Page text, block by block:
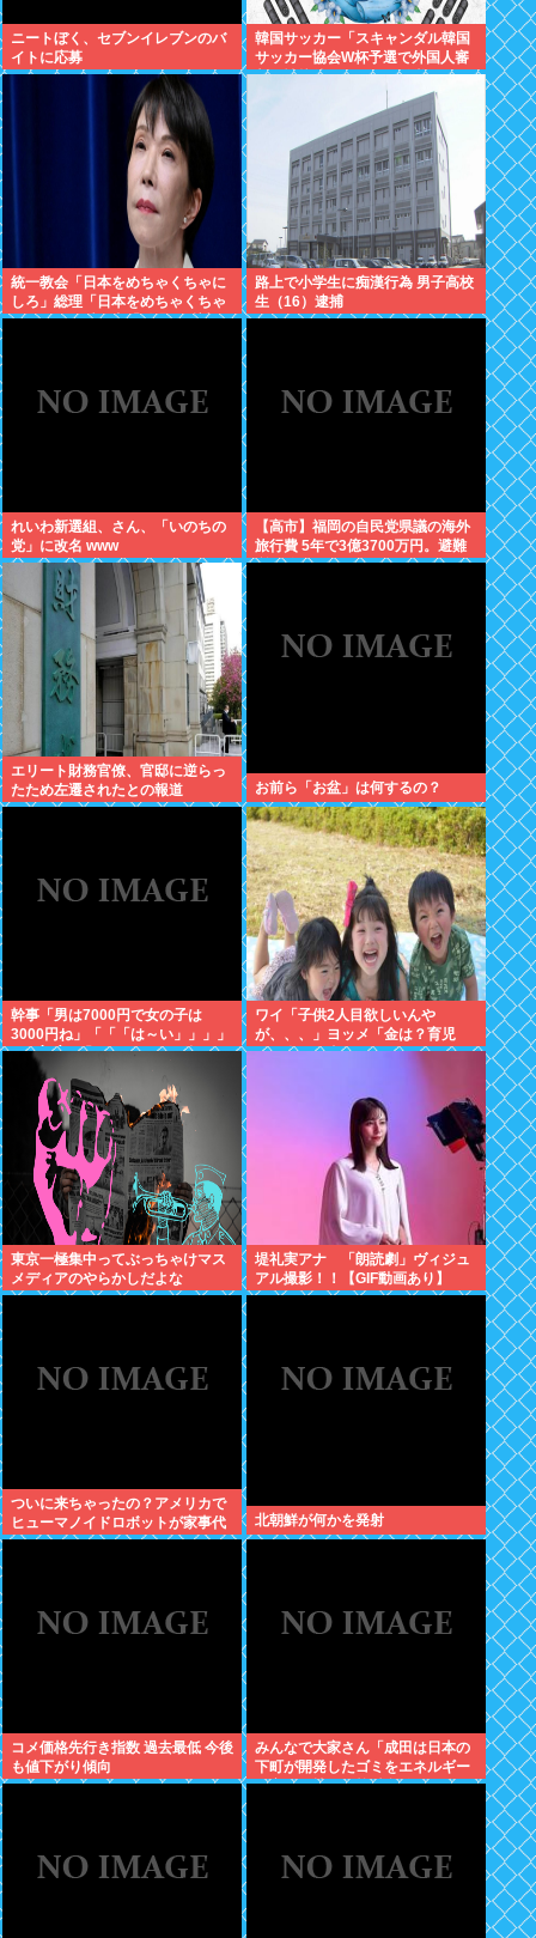
ニートぼく、セブンイレブンのバ
イトに応募
韓国サッカー「スキャンダル韓国
サッカー協会W杯予選で外国人審
判に性接待したことが発覚！」
統一教会「日本をめちゃくちゃに
しろ」総理「日本をめちゃくちゃ
にします」愛国者「総理に反対す
路上で小学生に痴漢行為 男子高校
生（16）逮捕
れいわ新選組、さん、「いのちの
党」に改名 www
【高市】福岡の自民党県議の海外
旅行費 5年で3億3700万円。避難
所で使えるテント 1個2万円。
エリート財務官僚、官邸に逆らっ
たため左遷されたとの報道
お前ら「お盆」は何するの？
幹事「男は7000円で女の子は
3000円ね」「「「は～い」」」」
（ヽ´ん`）「あ？ ちょっと待て
ワイ「子供2人目欲しいんや
が、、、」ヨッメ「金は？育児
は？私の仕事は？キャリアは？」
東京一極集中ってぶっちゃけマス
メディアのやらかしだよな
堤礼実アナ 「朗読劇」ヴィジュ
アル撮影！！【GIF動画あり】
ついに来ちゃったの？アメリカで
ヒューマノイドロボットが家事代
行サービスを開始
北朝鮮が何かを発射
コメ価格先行き指数 過去最低 今後
も値下がり傾向
みんなで大家さん「成田は日本の
下町が開発したゴミをエネルギー
に変える技術と核融合発電を使う